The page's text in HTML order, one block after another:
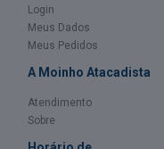
Login
Meus Dados
Meus Pedidos
A Moinho Atacadista
Atendimento
Sobre